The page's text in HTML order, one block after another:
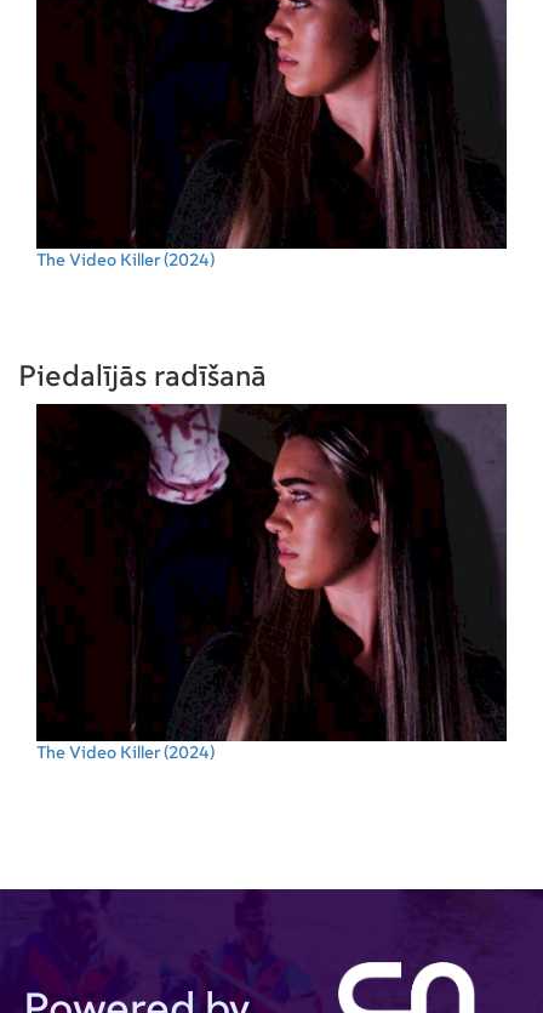
The Video Killer(2024)
Piedalījās radīšanā
The Video Killer(2024)